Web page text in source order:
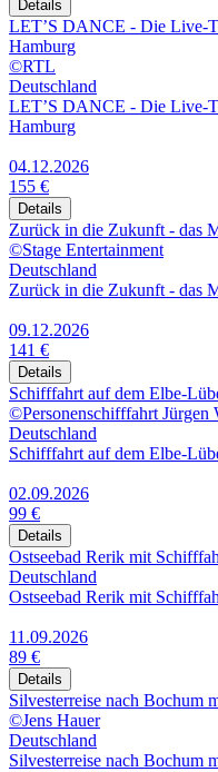
Details
LET’S DANCE - Die Live-
Hamburg
©RTL
Deutschland
LET’S DANCE - Die Live-
Hamburg
04.12.2026
155 €
Details
Zurück in die Zukunft - das
©Stage Entertainment
Deutschland
Zurück in die Zukunft - das
09.12.2026
141 €
Details
Schifffahrt auf dem Elbe-
©Personenschifffahrt Jürgen
Deutschland
Schifffahrt auf dem Elbe-
02.09.2026
99 €
Details
Ostseebad Rerik mit
Deutschland
Ostseebad Rerik mit
11.09.2026
89 €
Details
Silvesterreise nach Bochum
©Jens Hauer
Deutschland
Silvesterreise nach Bochum